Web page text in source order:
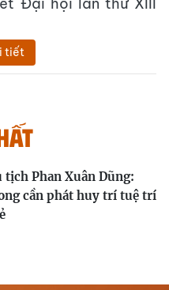
tiết
tịch Phan Xuân Dũng:
cần phát huy trí tuệ trí